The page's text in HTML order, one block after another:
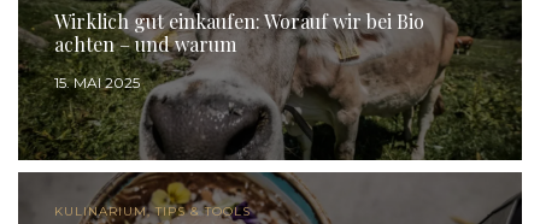
Wirklich gut einkaufen: Worauf wir bei Bio
achten – und warum
15. MAI 2025
KULINARIUM, TIPS & TOOLS